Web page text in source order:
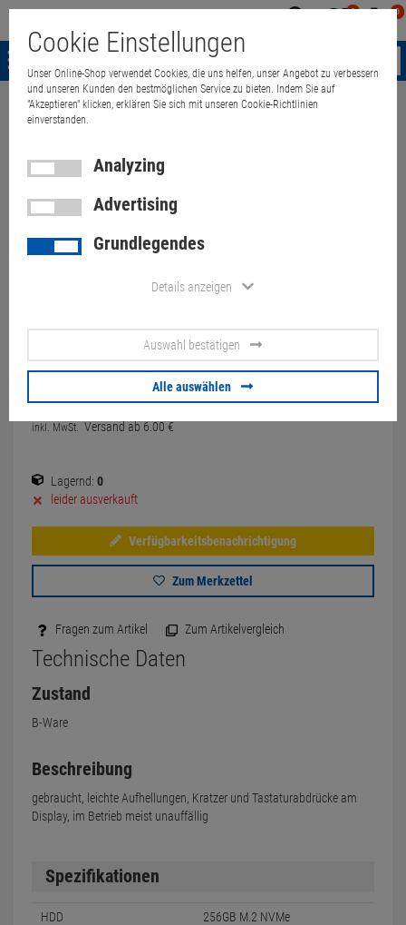
0 0
Menü
Weiter einkaufen
Lenovo ThinkPad T470 i5
7300U 8GB 256GB NVMe
(Akkus 50%) Flecken Kratzer
10071471
99.00 €
inkl. MwSt. Versand ab 6. 00 €
Lagernd: 0
leider ausverkauft
Verfügbarkeitsbenachrichtigung
Zum Merkzettel
Fragen zum Artikel Zum Artikelvergleich
Technische Daten
Zustand
B-Ware
Beschreibung
gebraucht, leichte Aufhellungen, Kratzer und Tastaturabdrücke am
Display, im Betrieb meist unauffällig
Spezifikationen
HDD 256GB M.2 NVMe
Cookie Einstellungen
Unser Online-Shop verwendet Cookies, die uns helfen, unser Angebot zu verbessern
und unseren Kunden den bestmöglichen Service zu bieten. Indem Sie auf
"Akzeptieren" klicken, erklären Sie sich mit unseren Cookie-Richtlinien
einverstanden.
Analyzing
Advertising
Grundlegendes
Details anzeigen
Auswahl bestätigen
Alle auswählen